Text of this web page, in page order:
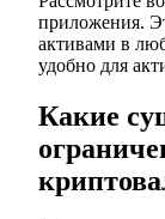
приложения.
активами в
удобно для
Какие